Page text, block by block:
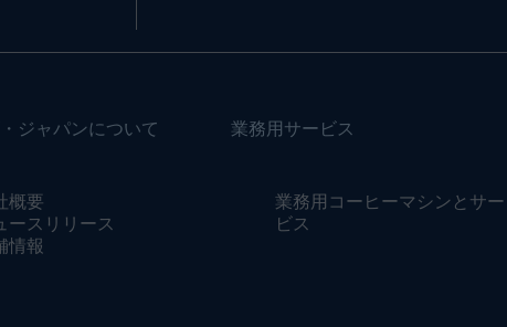
ジャパンについて
概要
ースリリース
情報
業務用サービス
業務用コーヒーマシンとサー
ビス